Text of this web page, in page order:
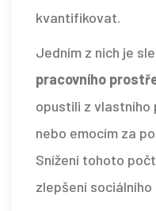
kvantifikovat.
Jedním z nich je
pracovního
opustili z vlastního
nebo emocím za
Snížení tohoto
zlepšení sociálního